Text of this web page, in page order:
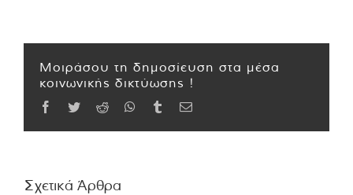
Μοιράσου τη δημοσίευση στα μέσα
κοινωνικής δικτύωσης !
Facebook
TwitterReddit WhatsApp
TumblrEmail
Σχετικά Άρθρα